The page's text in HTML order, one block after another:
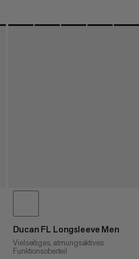
Ducan FL Longsleeve Men
Vielseitiges, atmungsaktives
Funktionsoberteil